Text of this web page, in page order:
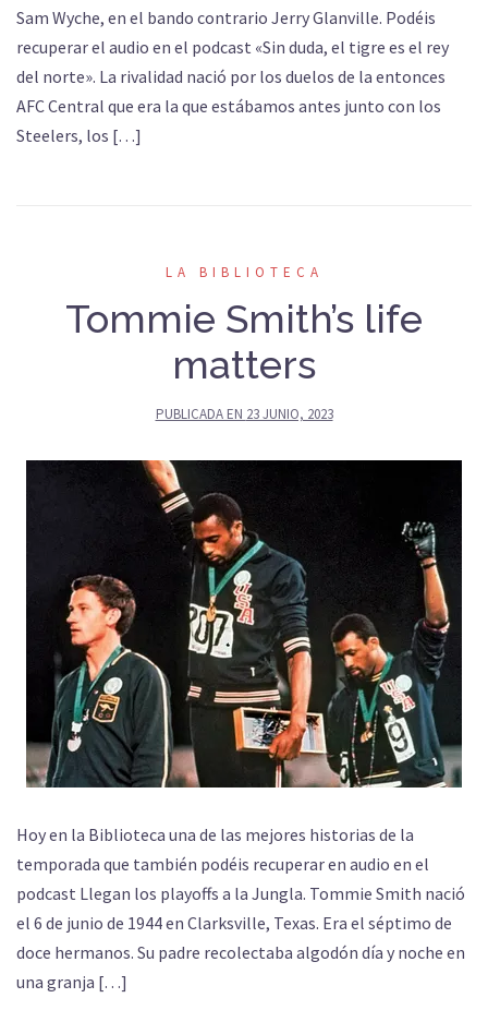
Sam Wyche, en el bando contrario Jerry Glanville. Podéis
recuperar el audio en el podcast «Sin duda, el tigre es el rey
del norte». La rivalidad nació por los duelos de la entonces
AFC Central que era la que estábamos antes junto con los
Steelers, los […]
LA BIBLIOTECA
Tommie Smith’s life
matters
PUBLICADA EN 23 JUNIO, 2023
Hoy en la Biblioteca una de las mejores historias de la
temporada que también podéis recuperar en audio en el
podcast Llegan los playoffs a la Jungla. Tommie Smith nació
el 6 de junio de 1944 en Clarksville, Texas. Era el séptimo de
doce hermanos. Su padre recolectaba algodón día y noche en
una granja […]